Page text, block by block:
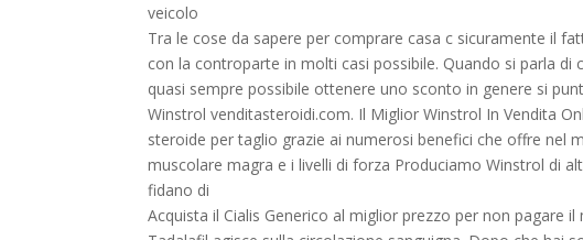
veicolo
Tra le cose da sapere per comprare casa c sicuramente il
con la controparte in molti casi possibile. Quando si parla
quasi sempre possibile ottenere uno sconto in genere si
Winstrol venditasteroidi.com. Il Miglior Winstrol In Vendita
steroide per taglio grazie ai numerosi benefici che offre nel
muscolare magra e i livelli di forza Produciamo Winstrol di
fidano di
Acquista il Cialis Generico al miglior prezzo per non pagare